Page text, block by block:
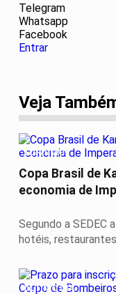
Telegram
Whatsapp
Facebook
Entrar
Veja
TURISMO
Copa Brasil de
economia de
Segundo a SEDEC
hotéis,
ÚLTIMO DIA